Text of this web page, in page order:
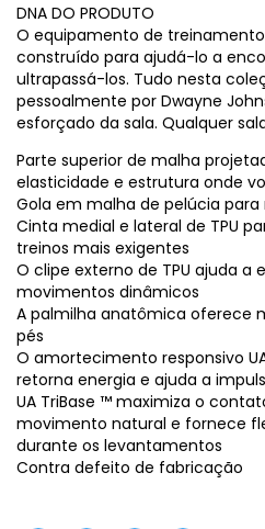
DNA DO PRODUTO
O equipamento de
construído para ajudá-lo a
ultrapassá-los. Tudo nesta
pessoalmente por Dwayne
esforçado da sala. Qualquer
Parte superior de malha
elasticidade e estrutura onde
Gola em malha de pelúcia
Cinta medial e lateral de TPU
treinos mais exigentes
O clipe externo de TPU ajuda a
movimentos dinâmicos
A palmilha anatômica oferece
pés
O amortecimento responsivo
retorna energia e ajuda a
UA TriBase ™ maximiza o
movimento natural e fornece
durante os levantamentos
Contra defeito de fabricação